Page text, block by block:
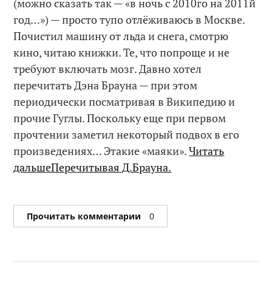
(можно сказать так — «в ночь с 2010го на 2011й
год…») — просто тупо отлёживаюсь в Москве.
Почистил машину от льда и снега, смотрю
кино, читаю книжки. Те, что попроще и не
требуют включать мозг. Давно хотел
перечитать Дэна Брауна — при этом
периодически посматривая в Википедию и
прочие Гуглы. Поскольку еще при первом
прочтении заметил некоторый подвох в его
произведениях… Этакие «маяки».Читать
дальшеПеречитывая Д.Брауна.
Прочитать комментарии 0